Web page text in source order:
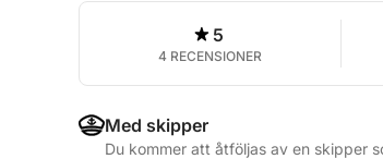
5
4 RECENSIONER
Med skipper
Du kommer att åtföljas av en skipper